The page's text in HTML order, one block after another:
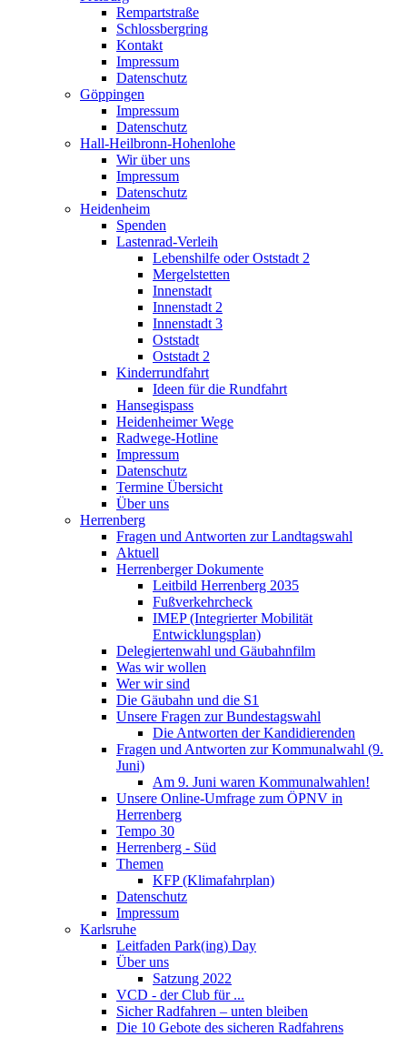
Rempartstraße
Schlossbergring
Kontakt
Impressum
Datenschutz
Göppingen
Impressum
Datenschutz
Hall-Heilbronn-Hohenlohe
Wir über uns
Impressum
Datenschutz
Heidenheim
Spenden
Lastenrad-Verleih
Lebenshilfe oder Oststadt 2
Mergelstetten
Innenstadt
Innenstadt 2
Innenstadt 3
Oststadt
Oststadt 2
Kinderrundfahrt
Ideen für die Rundfahrt
Hansegispass
Heidenheimer Wege
Radwege-Hotline
Impressum
Datenschutz
Termine Übersicht
Über uns
Herrenberg
Fragen und Antworten zur Landtagswahl
Aktuell
Herrenberger Dokumente
Leitbild Herrenberg 2035
Fußverkehrcheck
IMEP (Integrierter Mobilität
Entwicklungsplan)
Delegiertenwahl und Gäubahnfilm
Was wir wollen
Wer wir sind
Die Gäubahn und die S1
Unsere Fragen zur Bundestagswahl
Die Antworten der Kandidierenden
Fragen und Antworten zur Kommunalwahl (9.
Juni)
Am 9. Juni waren Kommunalwahlen!
Unsere Online-Umfrage zum ÖPNV in
Herrenberg
Tempo 30
Herrenberg - Süd
Themen
KFP (Klimafahrplan)
Datenschutz
Impressum
Karlsruhe
Leitfaden Park(ing) Day
Über uns
Satzung 2022
VCD - der Club für ...
Sicher Radfahren – unten bleiben
Die 10 Gebote des sicheren Radfahrens